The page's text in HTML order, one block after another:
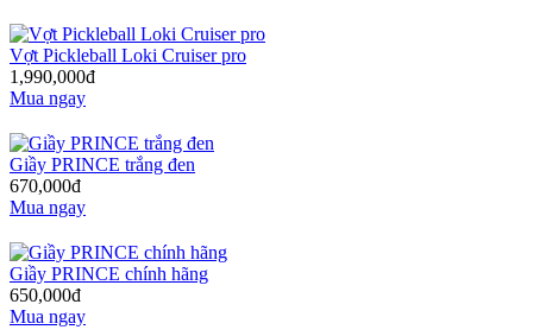
Vợt Pickleball Loki Cruiser pro
1,990,000đ
Mua ngay
Giầy PRINCE trắng đen
670,000đ
Mua ngay
Giầy PRINCE chính hãng
650,000đ
Mua ngay